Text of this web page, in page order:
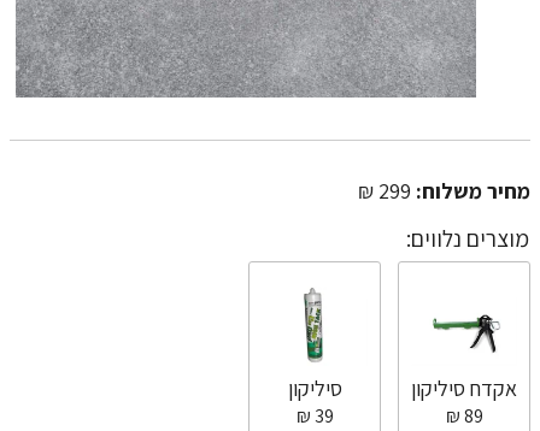
מחיר משלוח: 299 ₪
מוצרים נלווים:
אקדח סיליקון
89 ₪
סיליקון
39 ₪